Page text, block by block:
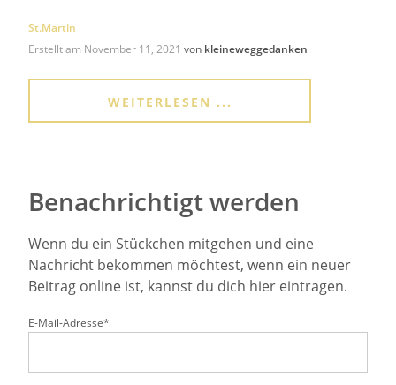
St.Martin
Erstellt am November 11, 2021 von kleineweggedanken
WEITERLESEN ...
Benachrichtigt werden
Wenn du ein Stückchen mitgehen und eine
Nachricht bekommen möchtest, wenn ein neuer
Beitrag online ist, kannst du dich hier eintragen.
E-Mail-Adresse*